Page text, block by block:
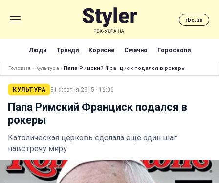
rbc.ua
Люди Тренди Корисне Смачно Гороскопи
Головна › Культура › Папа Римский Франциск подался в рокеры
КУЛЬТУРА 31 жовтня 2015 · 16:06
Папа Римский Франциск подался в
рокеры
Католическая церковь сделала еще один шаг
навстречу миру